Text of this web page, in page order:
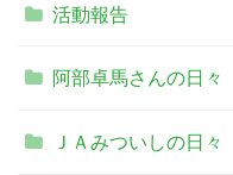
活動報告
阿部卓馬さんの日々
ＪＡみついしの日々